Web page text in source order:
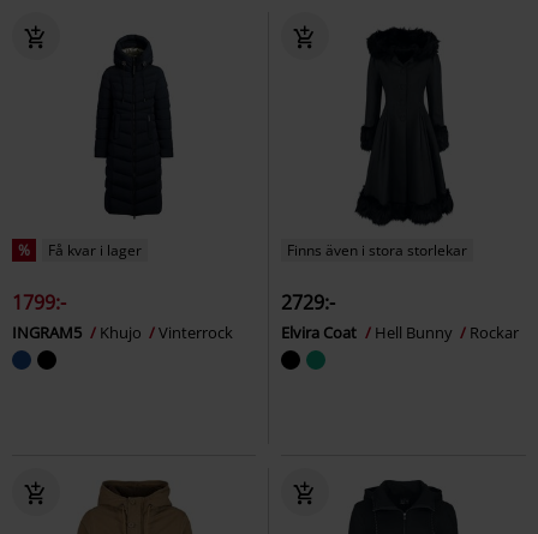
% Få kvar i lager
1799:-
INGRAM5 Khujo Vinterrock
Finns även i stora storlekar
2729:-
Elvira Coat Hell Bunny Rockar